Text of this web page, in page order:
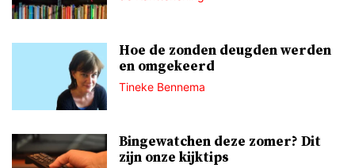
Hoe de zonden deugden werden
en omgekeerd
Tineke Bennema
Bingewatchen deze zomer? Dit
zijn onze kijktips